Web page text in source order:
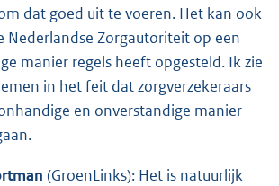
dat goed uit te voeren. Het kan ook
Nederlandse Zorgautoriteit op een
manier regels heeft opgesteld. Ik zie
in het feit dat zorgverzekeraars
en onverstandige manier
(GroenLinks): Het is natuurlijk